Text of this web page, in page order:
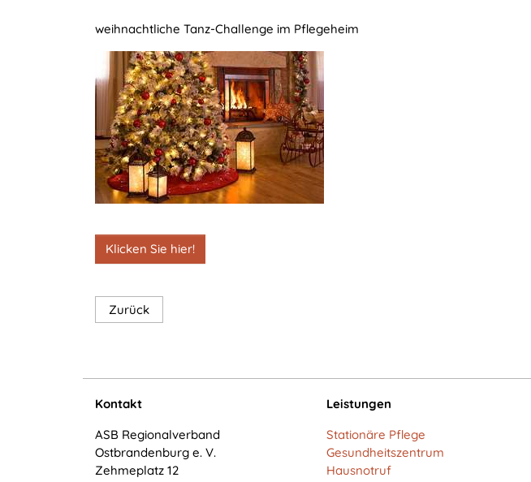
weihnachtliche Tanz-Challenge im Pflegeheim
Klicken Sie hier!
Zurück
Kontakt
ASB Regionalverband
Ostbrandenburg e. V.
Zehmeplatz 12
Leistungen
Stationäre Pflege
Gesundheitszentrum
Hausnotruf
cookie_consent
Zweck:
Dieser Cookie speichert die
ausgewählten Einverständnis-
Optionen des Benutzers
Laufzeit:
Statistik Cookies erfassen Informationen anonym.
Diese Informationen helfen uns zu verstehen, wie
Matomo
Anbieter:
Matomo